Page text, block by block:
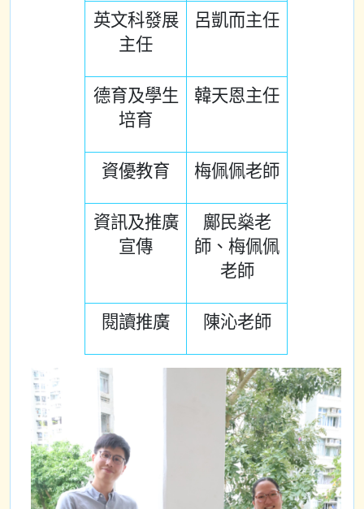
英文科發展
主任
呂凱而主任
德育及學生
培育
韓天恩主任
資優教育 梅佩佩老師
資訊及推廣
宣傳
鄺民燊老
師、梅佩佩
老師
閱讀推廣 陳沁老師